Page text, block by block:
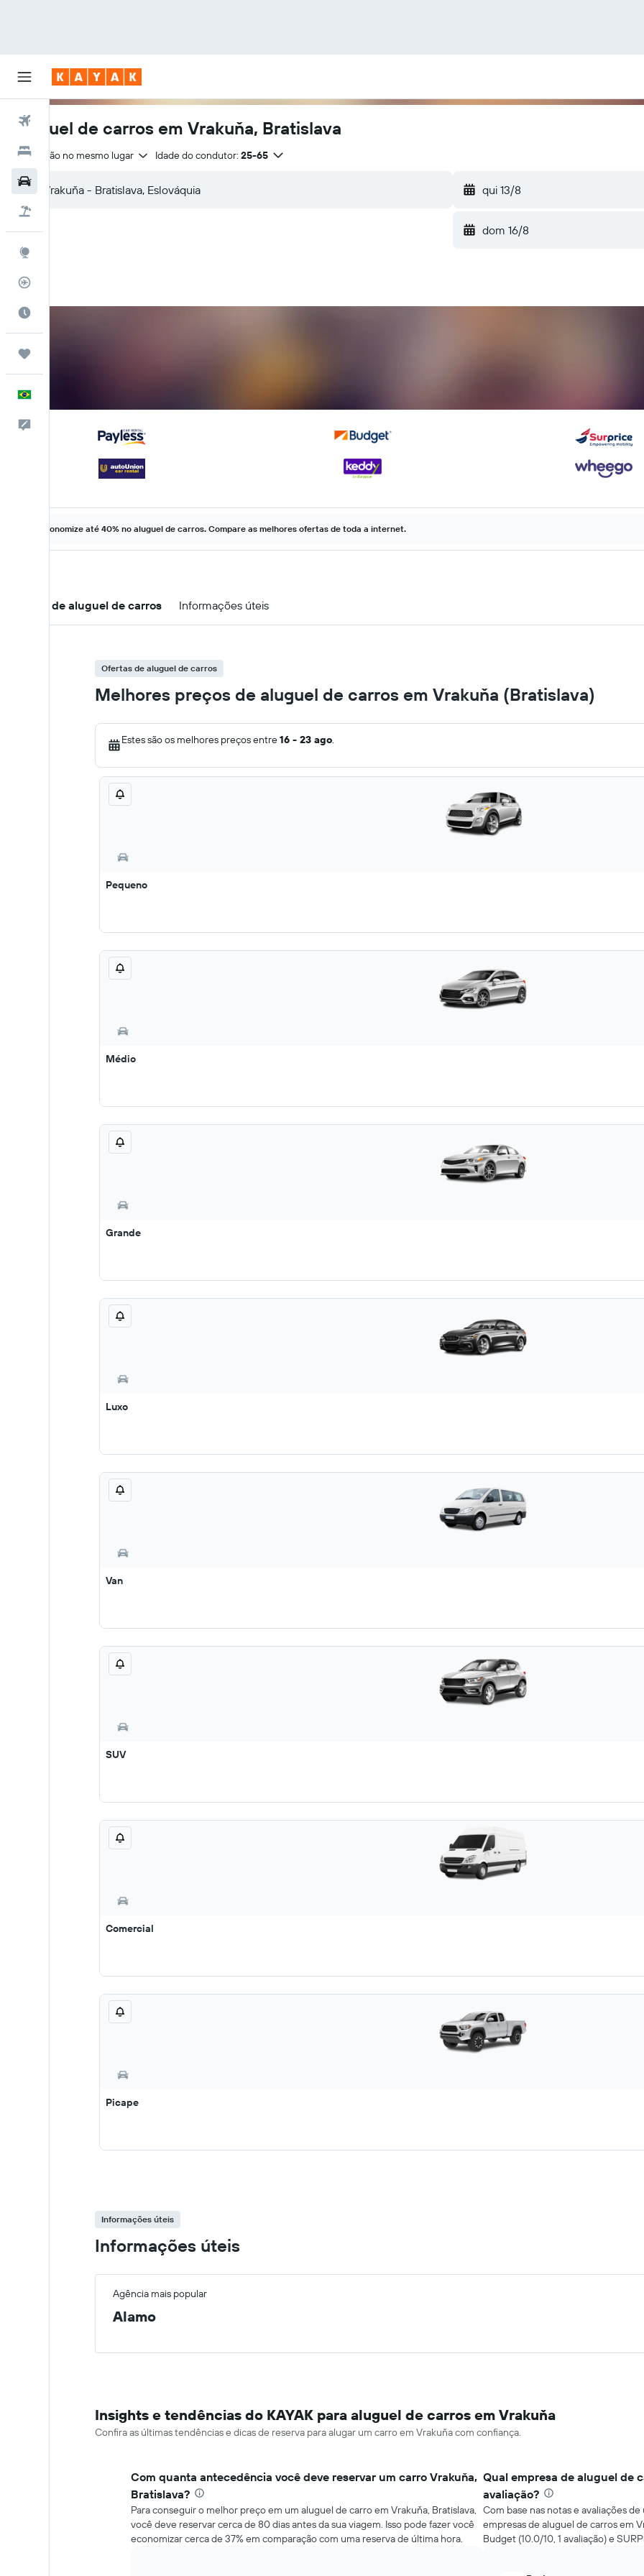
Voos
Hotéis
Aluguel de carros em Vrakuňa, Bratislava
Devolução no mesmo lugar Idade do condutor: 25-65
qui 13/8
dom 16/8
Economize até 40% no aluguel de carros. Compare as melhores ofertas de toda a internet.
Ofertas de aluguel de carros Informações úteis
Ofertas de aluguel de carros
Melhores preços de aluguel de carros em Vrakuňa (Bratislava)
Estes são os melhores preços entre16 - 23 ago.
Pequeno
Médio
Grande
Luxo
Van
SUV
Comercial
Picape
Informações úteis
Informações úteis
Agência mais popular
Alamo
Insights e tendências do KAYAK para aluguel de carros em Vrakuňa
Confira as últimas tendências e dicas de reserva para alugar um carro em Vrakuňa com confiança.
Com quanta antecedência você deve reservar um carro Vrakuňa,
Bratislava?
Para conseguir o melhor preço em um aluguel de carro em Vrakuňa, Bratislava,
você deve reservar cerca de 80 dias antes da sua viagem. Isso pode fazer você
economizar cerca de 37% em comparação com uma reserva de última hora.
Qual empresa de aluguel de
avaliação?
Com base nas notas e avaliações
empresas de aluguel de carros em
Budget (10.0/10, 1 avaliação) e